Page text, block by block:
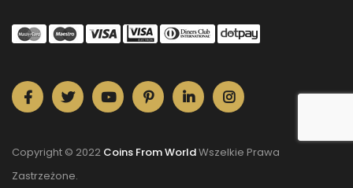
Copyright © 2022 Coins From WorldWszelkie Prawa
Zastrzeżone.